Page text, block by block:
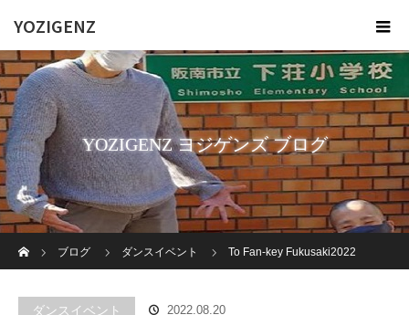
YOZIGENZ
YOZIGENZ ヨジゲンズ ブログ
ブログ
ダンスイベント To Fan-key Fukusaki2022
ダンスイベント 2022.08.20